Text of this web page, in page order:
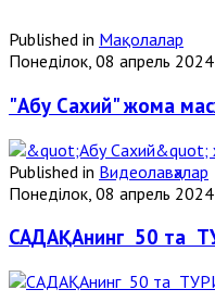
Published in Мақолалар
Понеділок, 08 апрель
"Абу Сахий" жома
Published in Видеолавҳалар
Понеділок, 08 апрель
САДАҚАнинг 50 та